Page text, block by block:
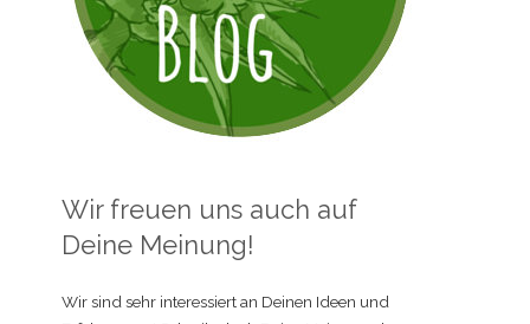
Wir freuen uns auch auf
Deine Meinung!
Wir sind sehr interessiert an Deinen Ideen und